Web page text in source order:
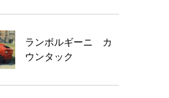
ランボルギーニ カ
ウンタック